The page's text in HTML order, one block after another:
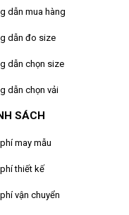
dẫn mua hàng
dẫn đo size
dẫn chọn size
dẫn chọn vải
SÁCH
may mẫu
thiết kế
vận chuyển